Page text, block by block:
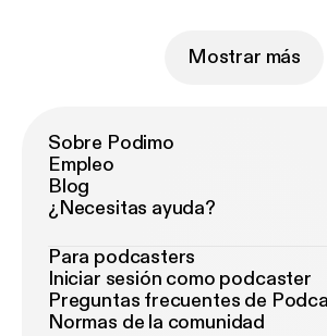
Mostrar más
Sobre Podimo
Empleo
Blog
¿Necesitas ayuda?
Para podcasters
Iniciar sesión como podcaster
Preguntas frecuentes de
Normas de la comunidad